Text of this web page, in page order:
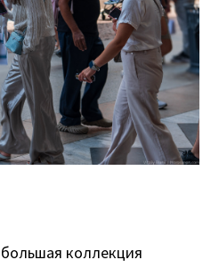
коллекция